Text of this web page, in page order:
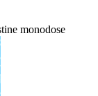
monodose